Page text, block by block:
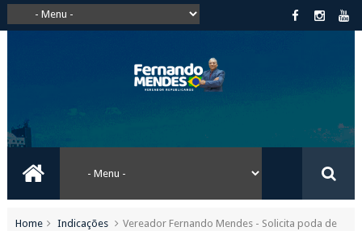
Home Indicações
Vereador Fernando Mendes - Solicita poda de